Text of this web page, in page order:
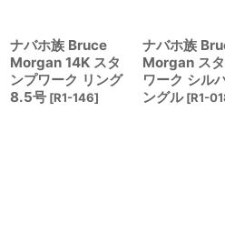
ナバホ族 Bruce
Morgan 14K スタ
ンプワーク リング
8.5号 [R1-146]
ナバホ族
Morgan ス
ワーク シル
ングル [R1-